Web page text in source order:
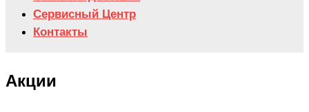
Сервисный Центр
Контакты
Акции